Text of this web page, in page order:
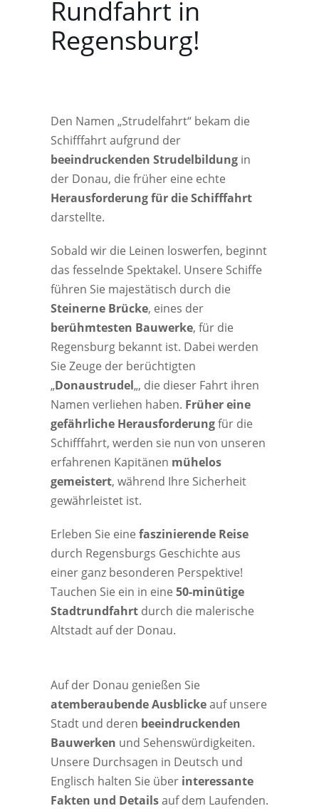
Rundfahrt in
Regensburg!
Den Namen „Strudelfahrt“ bekam die
Schifffahrt aufgrund der
beeindruckenden Strudelbildungin
der Donau, die früher eine echte
Herausforderung für die Schifffahrt
darstellte.
Sobald wir die Leinen loswerfen, beginnt
das fesselnde Spektakel. Unsere Schiffe
führen Sie majestätisch durch die
Steinerne Brücke, eines der
berühmtesten Bauwerke, für die
Regensburg bekannt ist. Dabei werden
Sie Zeuge der berüchtigten
„Donaustrudel„, die dieser Fahrt ihren
Namen verliehen haben. Früher eine
gefährliche Herausforderungfür die
Schifffahrt, werden sie nun von unseren
erfahrenen Kapitänen mühelos
gemeistert, während Ihre Sicherheit
gewährleistet ist.
Erleben Sie eine faszinierende Reise
durch Regensburgs Geschichte aus
einer ganz besonderen Perspektive!
Tauchen Sie ein in eine 50-minütige
Stadtrundfahrtdurch die malerische
Altstadt auf der Donau.
Auf der Donau genießen Sie
atemberaubende Ausblickeauf unsere
Stadt und deren beeindruckenden
Bauwerken und Sehenswürdigkeiten.
Unsere Durchsagen in Deutsch und
Englisch halten Sie über interessante
Fakten und Detailsauf dem Laufenden.